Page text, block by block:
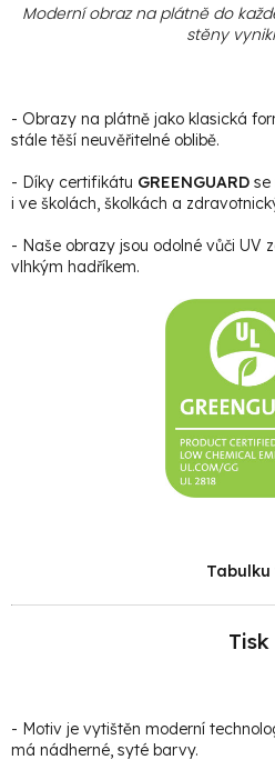
Moderní obraz na plátně do
stěny
- Obrazy na plátně jako klasická
stále těší neuvěřitelné oblibě.
- Díky certifikátu GREENGUARD se
i ve školách, školkách a
- Naše obrazy jsou odolné vůči UV
vlhkým hadříkem.
Tisk
- Motiv je vytištěn moderní
má nádherné, syté barvy.